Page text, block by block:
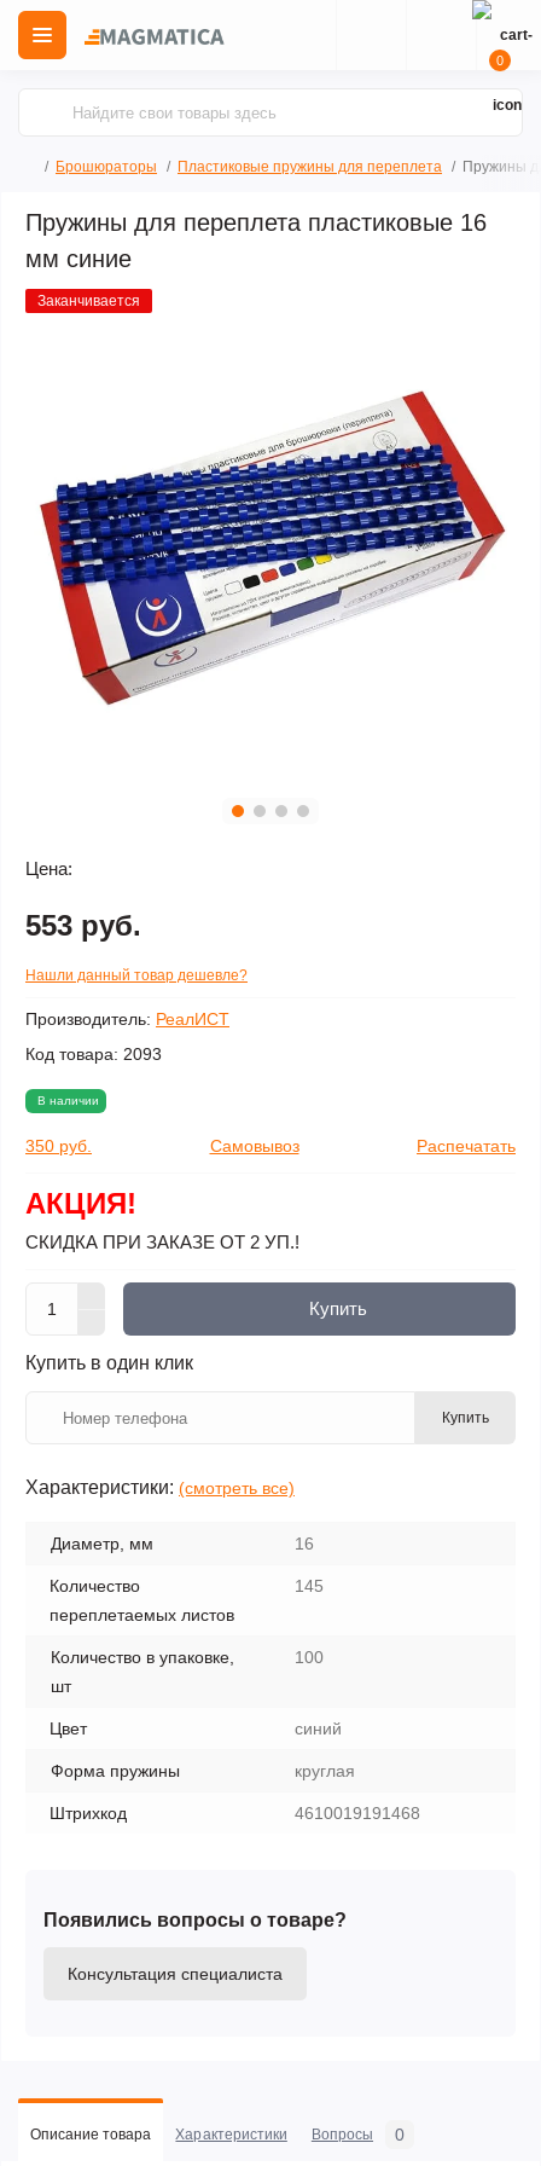
0
Брошюраторы Пластиковые пружины для переплета Пружины
Пружины для переплета пластиковые 16
мм синие
Заканчивается
Производитель: РеалИСТ
Код товара: 2093
В наличии
350 руб. Самовывоз Распечатать
Цена:
553 руб.
Нашли данный товар дешевле?
АКЦИЯ!
СКИДКА ПРИ ЗАКАЗЕ ОТ 2 УП.!
Купить
Купить в один клик
Купить
Характеристики: (смотреть все)
Диаметр, мм 16
Количество
переплетаемых листов
145
Количество в упаковке,
шт
100
Цвет синий
Форма пружины круглая
Штрихкод 4610019191468
Появились вопросы о товаре?
Консультация специалиста
Описание товара Характеристики Вопросы 0